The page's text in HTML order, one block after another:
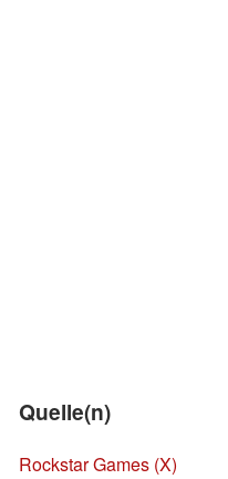
Quelle(n)
Rockstar Games (X)